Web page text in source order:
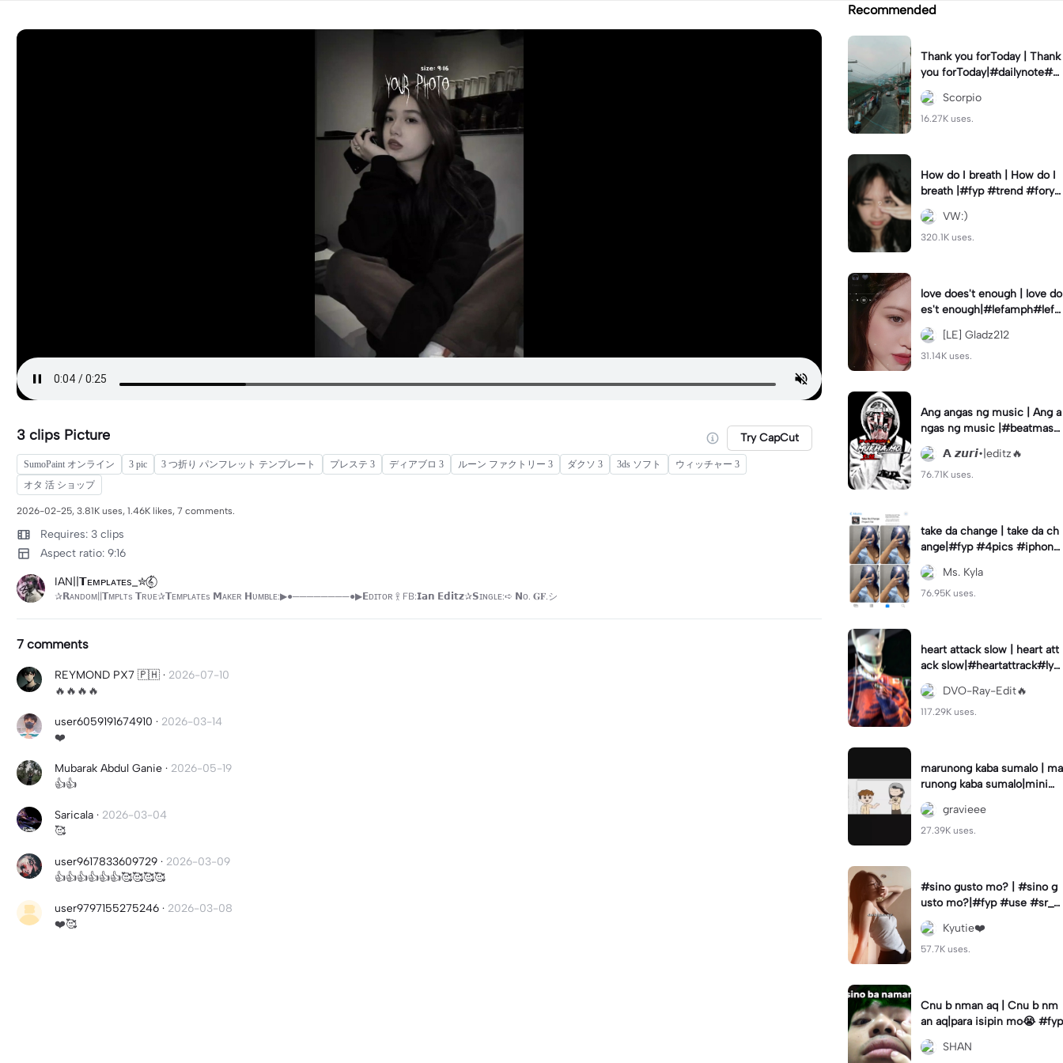
3 clips Picture Try CapCut
SumoPaint オンライン 3 pic 3 つ折り パンフレット テンプレート プレステ 3 ディアブロ 3 ルーン ファクトリー 3 ダクソ 3 3ds ソフト
ウィッチャー 3
オタ 活 ショップ
2026-02-25, 3.81K uses, 1.46K likes, 7 comments.
Requires: 3 clips
Aspect ratio: 9:16
IAN||𝗧ᴇᴍᴘʟᴀᴛᴇs_✮𝄟⃝
✰𝗥ᴀɴᴅᴏᴍ||𝗧ᴍᴘʟᴛs 𝗧ʀᴜᴇ✰𝗧ᴇᴍᴘʟᴀᴛᴇs 𝗠ᴀᴋᴇʀ 𝗛ᴜᴍʙʟᴇ:▶●────────●▶𝗘ᴅɪᴛᴏʀ 𖨆 FB:𝗜𝗮𝗻 𝗘𝗱𝗶𝘁𝘇✰𝗦ɪɴɢʟᴇ:➪ 𝗡ᴏ. 𝐆𝐅.シ︎
7 comments
REYMOND PX7 🇵🇭 · 2026-07-10
🔥🔥🔥🔥
user6059191674910 · 2026-03-14
❤️
Mubarak Abdul Ganie · 2026-05-19
👍👍
Saricala · 2026-03-04
🥰
user9617833609729 · 2026-03-09
👍👍👍👍👍👍🥰🥰🥰🥰
user9797155275246 · 2026-03-08
❤️🥰
Recommended
Thank you forToday | Thank
you forToday|#dailynote#g
oodmorning#thankyou#dfa
de_12#fyp
Scorpio
16.27K uses.
How do I breath | How do I
breath |#fyp #trend #foryo
u
VW:)
320.1K uses.
love does't enough | love do
es't enough|#lefamph#lefa
m#fyp
[LE] Gladz212
31.14K uses.
Ang angas ng music | Ang a
ngas ng music |#beatmast
er#wesanderson#fyp#azur
ieditz𝗔 𝙯𝙪𝙧𝙞•|editz🔥
76.71K uses.
take da change | take da ch
ange|#fyp #4pics #iphone
template
Ms. Kyla
76.95K uses.
heart attack slow | heart att
ack slow|#heartattrack#lyri
cs#trending#dvorayeditz
DVO-Ray-Edit🔥
117.29K uses.
marunong kaba sumalo | ma
runong kaba sumalo|minimi
su
gravieee
27.39K uses.
#sino gusto mo? | #sino g
usto mo?|#fyp #use #sr_fa
m #editbyklezyy
Kyutie❤️
57.7K uses.
Cnu b nman aq | Cnu b nm
an aq|para isipin mo😭 #fyp
SHAN